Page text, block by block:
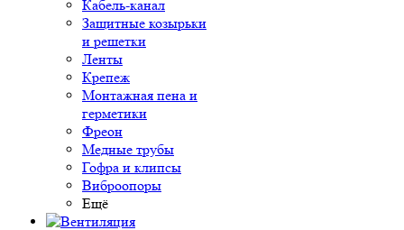
Кабель-канал
Защитные козырьки
и решетки
Ленты
Крепеж
Монтажная пена и
герметики
Фреон
Медные трубы
Гофра и клипсы
Виброопоры
Ещё